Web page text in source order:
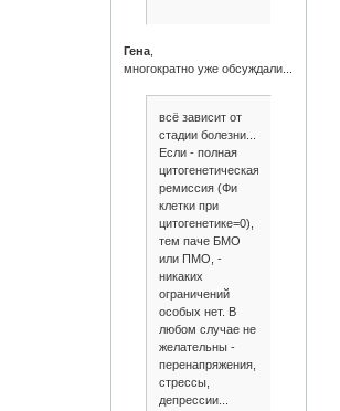
Гена
многократно уже обсуждали...
всё зависит от
стадии болезни...
Если - полная
цитогенетическая
ремиссия (Фи
клетки при
цитогенетике=0),
тем паче БМО
или ПМО, -
никаких
ограничений
особых нет. В
любом случае не
желательны -
перенапряжения,
стрессы,
депрессии...